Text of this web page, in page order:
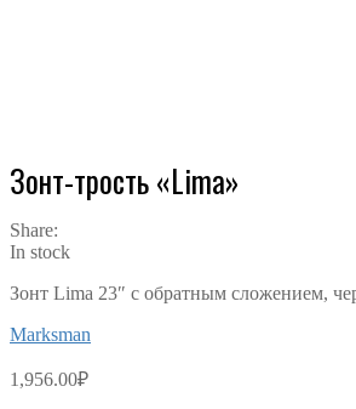
Зонт-трость «Lima»
Share:
In stock
Зонт Lima 23″ с обратным сложением,
Marksman
1,956.00₽